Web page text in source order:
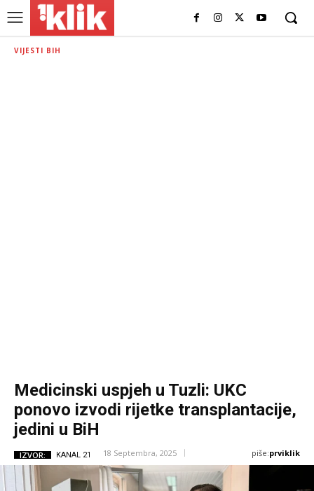
VIJESTI BIH
Medicinski uspjeh u Tuzli: UKC
ponovo izvodi rijetke transplantacije,
jedini u BiH
IZVOR: KANAL 21 18 Septembra, 2025 piše:prviklik